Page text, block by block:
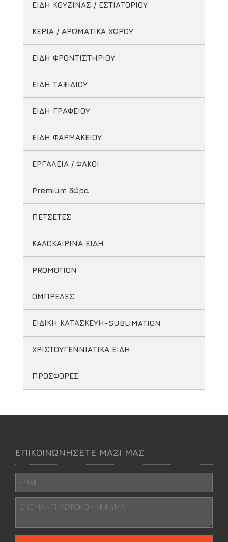
ΕΙΔΗ ΚΟΥΖΙΝΑΣ / ΕΣΤΙΑΤΟΡΙΟΥ
ΚΕΡΙΑ / ΑΡΩΜΑΤΙΚΑ ΧΩΡΟΥ
ΕΙΔΗ ΦΡΟΝΤΙΣΤΗΡΙΟΥ
ΕΙΔΗ ΤΑΞΙΔΙΟΥ
ΕΙΔΗ ΓΡΑΦΕΙΟΥ
ΕΙΔΗ ΦΑΡΜΑΚΕΙΟΥ
ΕΡΓΑΛΕΙΑ / ΦΑΚΟΙ
Premium δώρα
ΠΕΤΣΕΤΕΣ
ΚΑΛΟΚΑΙΡΙΝΑ ΕΙΔΗ
PROMOTION
ΟΜΠΡΕΛΕΣ
ΕΙΔΙΚΗ ΚΑΤΑΣΚΕΥΗ-SUBLIMATION
ΧΡΙΣΤΟΥΓΕΝΝΙΑΤΙΚΑ ΕΙΔΗ
ΠΡΟΣΦΟΡΕΣ
ΕΠΙΚΟΙΝΩΝΗΣΕΤΕ ΜΑΖΙ ΜΑΣ